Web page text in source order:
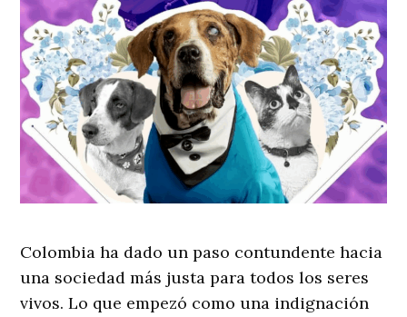
Colombia ha dado un paso contundente hacia
una sociedad más justa para todos los seres
vivos. Lo que empezó como una indignación